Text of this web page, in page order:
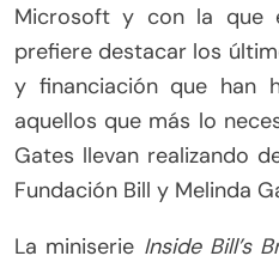
Microsoft y con la que
prefiere destacar los
y financiación que han
aquellos que más lo
Gates llevan realizando
Fundación Bill y Melinda
La miniserie Inside Bill’s